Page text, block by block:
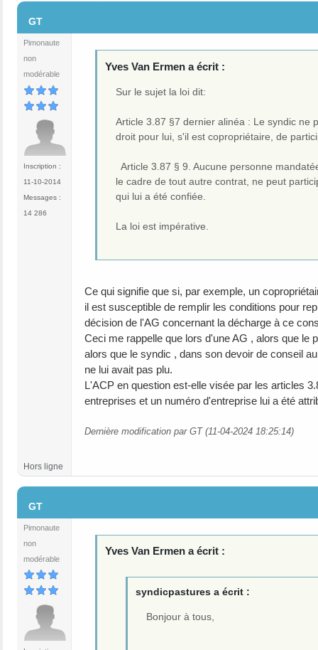
GT
Pimonaute
non
modérable
Inscription :
11-10-2014
Messages :
14 286
Yves Van Ermen a écrit :
Sur le sujet la loi dit:
Article 3.87 §7 dernier alinéa : Le syndic ne
droit pour lui, s'il est copropriétaire, de
Article 3.87 § 9. Aucune personne
le cadre de tout autre contrat, ne peut
qui lui a été confiée.
La loi est impérative.
Ce qui signifie que si, par exemple, un
il est susceptible de remplir les conditions pour
décision de l'AG concernant la décharge à ce
Ceci me rappelle que lors d'une AG , alors que le
alors que le syndic , dans son devoir de conseil
ne lui avait pas plu.
L'ACP en question est-elle visée par les articles
entreprises et un numéro d'entreprise lui a été
Dernière modification par GT (11-04-2024 18:25:14)
Hors ligne
GT
Pimonaute
non
modérable
Yves Van Ermen a écrit :
syndicpastures a écrit :
Bonjour à tous,